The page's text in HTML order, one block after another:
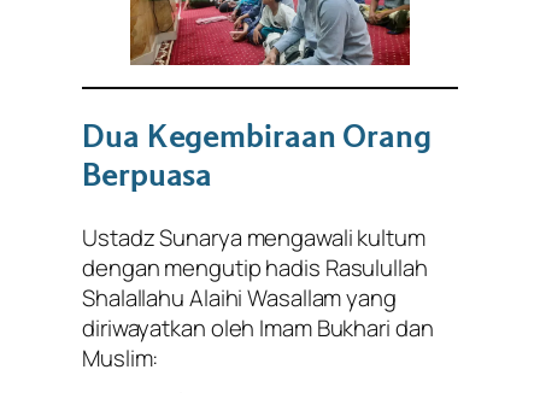
Dua Kegembiraan Orang
Berpuasa
Ustadz Sunarya mengawali kultum
dengan mengutip hadis Rasulullah
Shalallahu Alaihi Wasallam yang
diriwayatkan oleh Imam Bukhari dan
Muslim: